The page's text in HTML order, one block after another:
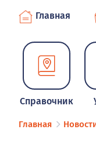
Главная
Справочник
Главная